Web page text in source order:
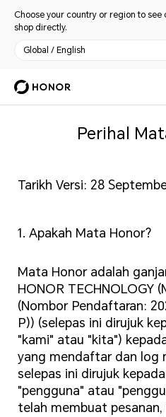
Choose your country or region to see
shop directly.
Global / English
Perihal
Tarikh Versi: 28
1. Apakah Mata Honor?
Mata Honor adalah
HONOR TECHNOLOGY
(Nombor Pendaftaran:
P)) (selepas ini dirujuk
"kami" atau "kita")
yang mendaftar dan log
selepas ini dirujuk
"pengguna" atau
telah membuat